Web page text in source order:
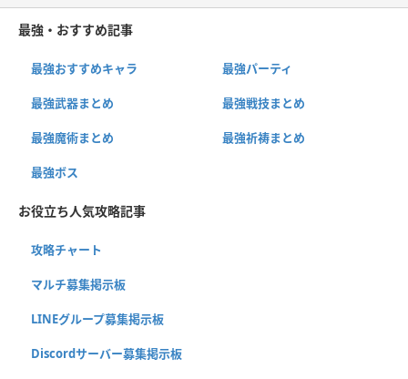
最強・おすすめ記事
最強おすすめキャラ 最強パーティ
最強武器まとめ 最強戦技まとめ
最強魔術まとめ 最強祈祷まとめ
最強ボス
お役立ち人気攻略記事
攻略チャート
マルチ募集掲示板
LINEグループ募集掲示板
Discordサーバー募集掲示板